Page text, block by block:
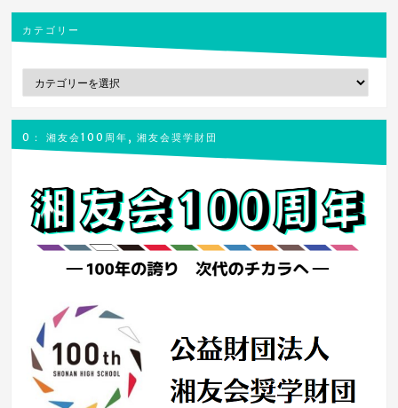
ー
シ
ン
カテゴリー
ー
0： 湘友会100周年, 湘友会奨学財団